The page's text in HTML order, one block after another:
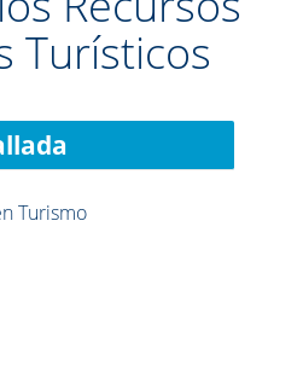
Turísticos
Turismo